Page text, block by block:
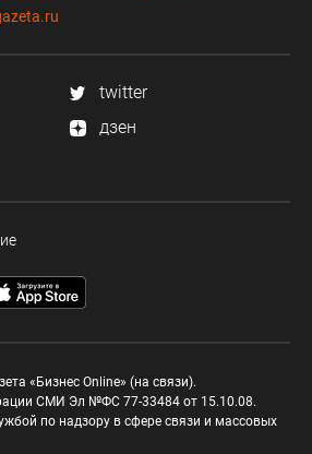
twitter
дзен
«Бизнес Online» (на связи).
СМИ Эл №ФС 77-33484 от 15.10.08.
по надзору в сфере связи и массовых